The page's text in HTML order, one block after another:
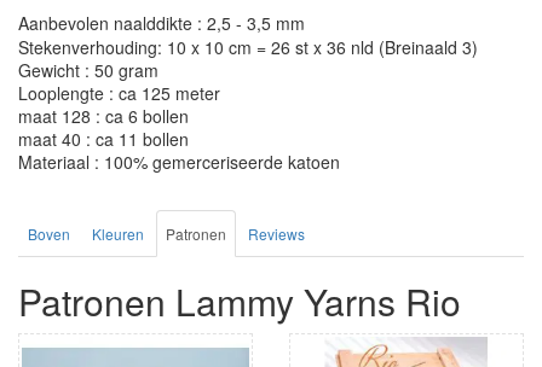
Aanbevolen naalddikte : 2,5 - 3,5 mm
Stekenverhouding: 10 x 10 cm = 26 st x 36 nld (Breinaald 3)
Gewicht : 50 gram
Looplengte : ca 125 meter
maat 128 : ca 6 bollen
maat 40 : ca 11 bollen
Materiaal : 100% gemerceriseerde katoen
Boven Kleuren Patronen Reviews
Patronen Lammy Yarns Rio